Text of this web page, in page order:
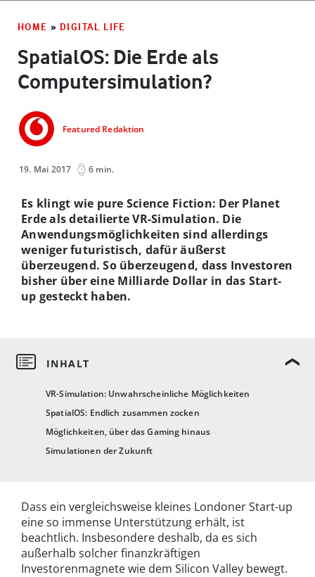
HOME » DIGITAL LIFE
SpatialOS: Die Erde als
Computersimulation?
Featured Redaktion
19. Mai 2017 6 min.
VR-Simulation: Unwahrscheinliche Möglichkeiten
SpatialOS: Endlich zusammen zocken
Möglichkeiten, über das Gaming hinaus
Simulationen der Zukunft
Es klingt wie pure Science Fiction: Der Planet
Erde als detailierte VR-Simulation. Die
Anwendungsmöglichkeiten sind allerdings
weniger futuristisch, dafür äußerst
überzeugend. So überzeugend, dass Investoren
bisher über eine Milliarde Dollar in das Start-
up gesteckt haben.
Dass ein vergleichsweise kleines Londoner Start-up
eine so immense Unterstützung erhält, ist
beachtlich. Insbesondere deshalb, da es sich
außerhalb solcher finanzkräftigen
Investorenmagnete wie dem Silicon Valley bewegt.